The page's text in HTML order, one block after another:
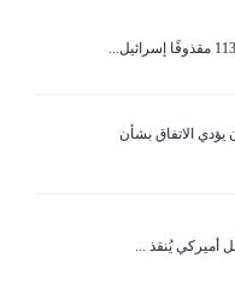
الاتفاق بشأن
أميركي يُنقذ ...